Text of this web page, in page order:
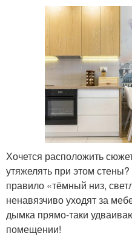
Хочется расположить
утяжелять при этом
правило «тёмный низ,
ненавязчиво уходят за
дымка прямо-таки
помещении!